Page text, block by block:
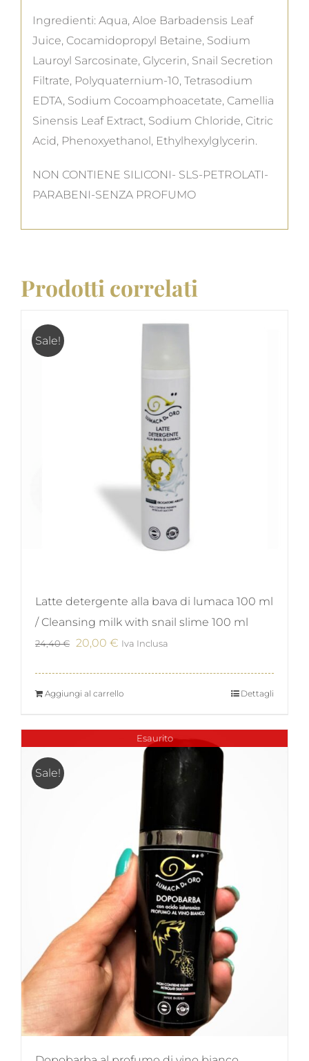
Ingredienti: Aqua, Aloe Barbadensis Leaf
Juice, Cocamidopropyl Betaine, Sodium
Lauroyl Sarcosinate, Glycerin, Snail Secretion
Filtrate, Polyquaternium-10, Tetrasodium
EDTA, Sodium Cocoamphoacetate, Camellia
Sinensis Leaf Extract, Sodium Chloride, Citric
Acid, Phenoxyethanol, Ethylhexylglycerin.
NON CONTIENE SILICONI- SLS-PETROLATI-
PARABENI-SENZA PROFUMO
Prodotti correlati
Sale!
Latte detergente alla bava di lumaca 100 ml
/ Cleansing milk with snail slime 100 ml
24,40€ Il
era:
20,00 € IlIva Inclusa
Aggiungi al carrello Dettagli
Esaurito
Sale!